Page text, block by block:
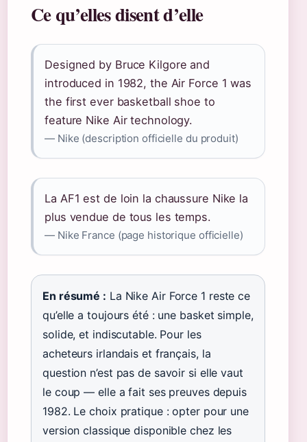
Ce qu’elles disent d’elle
Designed by Bruce Kilgore and
introduced in 1982, the Air Force 1 was
the first ever basketball shoe to
feature Nike Air technology.
— Nike (description officielle du produit)
La AF1 est de loin la chaussure Nike la
plus vendue de tous les temps.
— Nike France (page historique officielle)
En résumé : La Nike Air Force 1 reste ce
qu’elle a toujours été : une basket simple,
solide, et indiscutable. Pour les
acheteurs irlandais et français, la
question n’est pas de savoir si elle vaut
le coup — elle a fait ses preuves depuis
1982. Le choix pratique : opter pour une
version classique disponible chez les